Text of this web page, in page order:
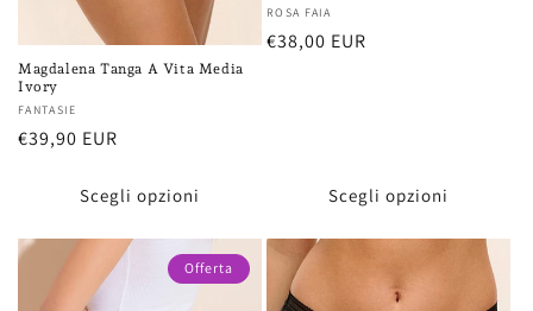
Magdalena Tanga A Vita Media
Ivory
Fornitore:
FANTASIE
Prezzo
€39,90 EUR
Scegli opzioni
Fornitore:
ROSA FAIA
Prezzo
€38,00 EUR
Scegli opzioni
Offerta